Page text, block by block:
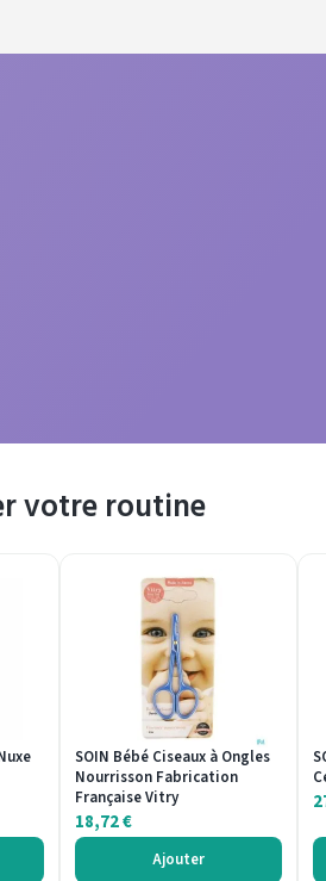
votre routine
SOIN Bébé Ciseaux à Ongles
Nourrisson Fabrication
Française Vitry
18,72€
Ajouter